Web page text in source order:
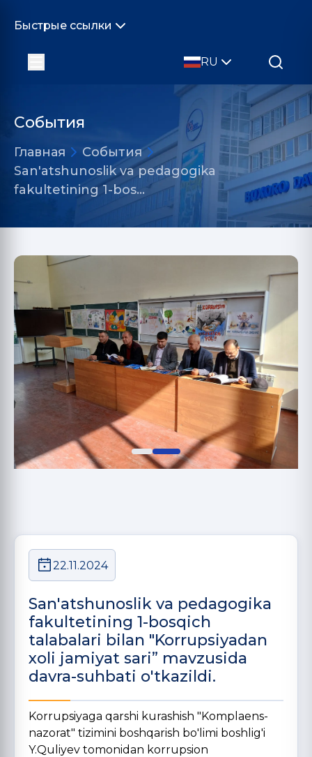
Быстрые ссылки
RU
События
Главная
События
San'atshunoslik va pedagogika
fakultetining 1-bos…
22.11.2024
San'atshunoslik va pedagogika
fakultetining 1-bosqich
talabalari bilan "Korrupsiyadan
xoli jamiyat sari” mavzusida
davra-suhbati o'tkazildi.
Korrupsiyaga qarshi kurashish "Komplaens-
nazorat" tizimini boshqarish bo'limi boshlig'i
Y.Quliyev tomonidan korrupsion